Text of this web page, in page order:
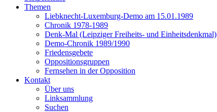
Themen
Liebknecht-Luxemburg-Demo am 15.01.1989
Chronik 1978-1989
Denk-Mal (Leipziger Freiheits- und Einheitsdenkmal)
Demo-Chronik 1989/1990
Friedensgebete
Oppositionsgruppen
Fernsehen in der Opposition
Kontakt
Über uns
Linksammlung
Suchen